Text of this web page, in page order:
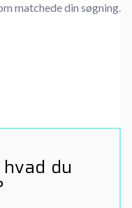
matchede din søgning.
du